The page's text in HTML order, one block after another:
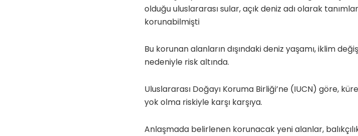
olduğu uluslararası sular, açık deniz adı olarak
korunabilmişti
Bu korunan alanların dışındaki deniz yaşamı, iklim
nedeniyle risk altında.
Uluslararası Doğayı Koruma Birliği’ne (IUCN) göre,
yok olma riskiyle karşı karşıya.
Anlaşmada belirlenen korunacak yeni alanlar,